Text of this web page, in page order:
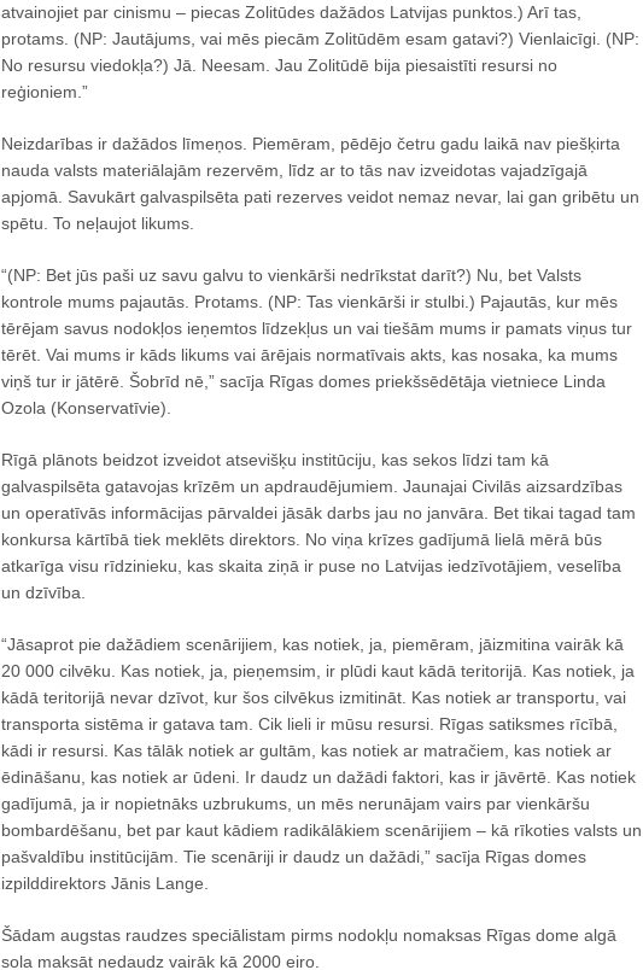
atvainojiet par cinismu – piecas Zolitūdes dažādos Latvijas punktos.) Arī tas,
protams. (NP: Jautājums, vai mēs piecām Zolitūdēm esam gatavi?) Vienlaicīgi. (NP:
No resursu viedokļa?) Jā. Neesam. Jau Zolitūdē bija piesaistīti resursi no
reģioniem.”
Neizdarības ir dažādos līmeņos. Piemēram, pēdējo četru gadu laikā nav piešķirta
nauda valsts materiālajām rezervēm, līdz ar to tās nav izveidotas vajadzīgajā
apjomā. Savukārt galvaspilsēta pati rezerves veidot nemaz nevar, lai gan gribētu un
spētu. To neļaujot likums.
“(NP: Bet jūs paši uz savu galvu to vienkārši nedrīkstat darīt?) Nu, bet Valsts
kontrole mums pajautās. Protams. (NP: Tas vienkārši ir stulbi.) Pajautās, kur mēs
tērējam savus nodokļos ieņemtos līdzekļus un vai tiešām mums ir pamats viņus tur
tērēt. Vai mums ir kāds likums vai ārējais normatīvais akts, kas nosaka, ka mums
viņš tur ir jātērē. Šobrīd nē,” sacīja Rīgas domes priekšsēdētāja vietniece Linda
Ozola (Konservatīvie).
Rīgā plānots beidzot izveidot atsevišķu institūciju, kas sekos līdzi tam kā
galvaspilsēta gatavojas krīzēm un apdraudējumiem. Jaunajai Civilās aizsardzības
un operatīvās informācijas pārvaldei jāsāk darbs jau no janvāra. Bet tikai tagad tam
konkursa kārtībā tiek meklēts direktors. No viņa krīzes gadījumā lielā mērā būs
atkarīga visu rīdzinieku, kas skaita ziņā ir puse no Latvijas iedzīvotājiem, veselība
un dzīvība.
“Jāsaprot pie dažādiem scenārijiem, kas notiek, ja, piemēram, jāizmitina vairāk kā
20 000 cilvēku. Kas notiek, ja, pieņemsim, ir plūdi kaut kādā teritorijā. Kas notiek, ja
kādā teritorijā nevar dzīvot, kur šos cilvēkus izmitināt. Kas notiek ar transportu, vai
transporta sistēma ir gatava tam. Cik lieli ir mūsu resursi. Rīgas satiksmes rīcībā,
kādi ir resursi. Kas tālāk notiek ar gultām, kas notiek ar matračiem, kas notiek ar
ēdināšanu, kas notiek ar ūdeni. Ir daudz un dažādi faktori, kas ir jāvērtē. Kas notiek
gadījumā, ja ir nopietnāks uzbrukums, un mēs nerunājam vairs par vienkāršu
bombardēšanu, bet par kaut kādiem radikālākiem scenārijiem – kā rīkoties valsts un
pašvaldību institūcijām. Tie scenāriji ir daudz un dažādi,” sacīja Rīgas domes
izpilddirektors Jānis Lange.
Šādam augstas raudzes speciālistam pirms nodokļu nomaksas Rīgas dome algā
sola maksāt nedaudz vairāk kā 2000 eiro.